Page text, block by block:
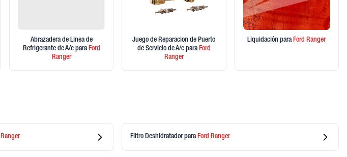
Abrazadera de Linea de
Refrigerante de A/c para Ford
Ranger
Juego de Reparacion de Puerto
de Servicio de A/c para Ford
Ranger
Liquidaciónpara Ford Ranger
Ranger Filtro Deshidratador paraFord Ranger